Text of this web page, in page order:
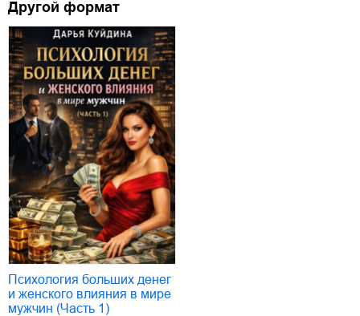
Другой формат
Психология больших денег
и женского влияния в мире
мужчин (Часть 1)